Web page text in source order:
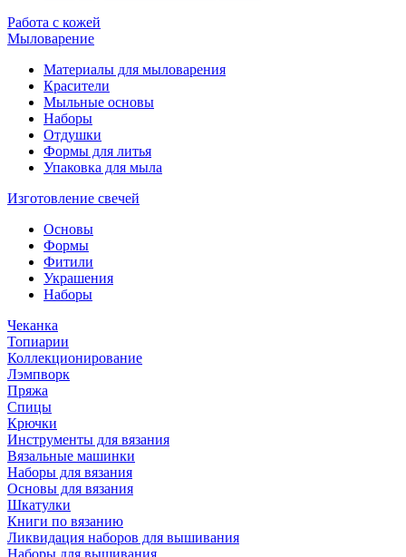
Работа с кожей
Мыловарение
Материалы для мыловарения
Красители
Мыльные основы
Наборы
Отдушки
Формы для литья
Упаковка для мыла
Изготовление свечей
Основы
Формы
Фитили
Украшения
Наборы
Чеканка
Топиарии
Коллекционирование
Лэмпворк
Пряжа
Спицы
Крючки
Инструменты для вязания
Вязальные машинки
Наборы для вязания
Основы для вязания
Шкатулки
Книги по вязанию
Ликвидация наборов для вышивания
Наборы для вышивания